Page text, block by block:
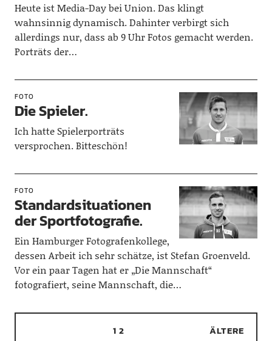
Heute ist Media-Day bei Union. Das klingt
wahnsinnig dynamisch. Dahinter verbirgt sich
allerdings nur, dass ab 9 Uhr Fotos gemacht werden.
Porträts der…
FOTO
Die Spieler.
Ich hatte Spielerporträts
versprochen. Bitteschön!
FOTO
Standardsituationen
der Sportfotografie.
Ein Hamburger Fotografenkollege,
dessen Arbeit ich sehr schätze, ist Stefan Groenveld.
Vor ein paar Tagen hat er „Die Mannschaft“
fotografiert, seine Mannschaft, die…
1 2 ÄLTERE